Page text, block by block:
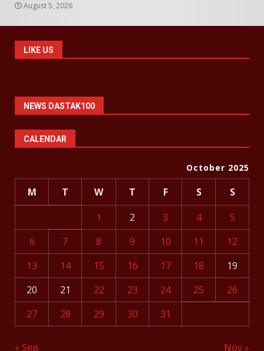
August 5, 2026
LIKE US
NEWS DASTAK100
CALENDAR
October 2025
M T W T F S
S
1
2 3 4
5
6
7 8 9 10 11
12
13
14 15 16 17 18
19
20
21 22 23 24 25
26
27
28 29 30 31
« Sep Nov »